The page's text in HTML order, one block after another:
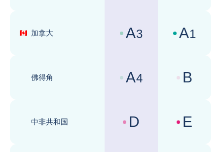
加拿大
国家风险评级 :
A3 商业环境评级
A1
佛得角
国家风险评级 :
A4 商业环境评级
B
中非共和国
国家风险评级 :
D 商业环境评级
E